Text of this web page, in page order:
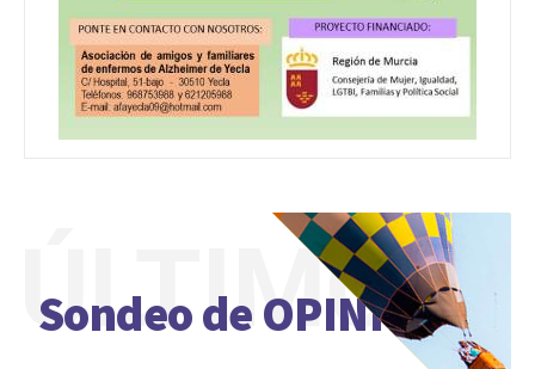
Sondeo de OPINIÓN
ÚLTIMO